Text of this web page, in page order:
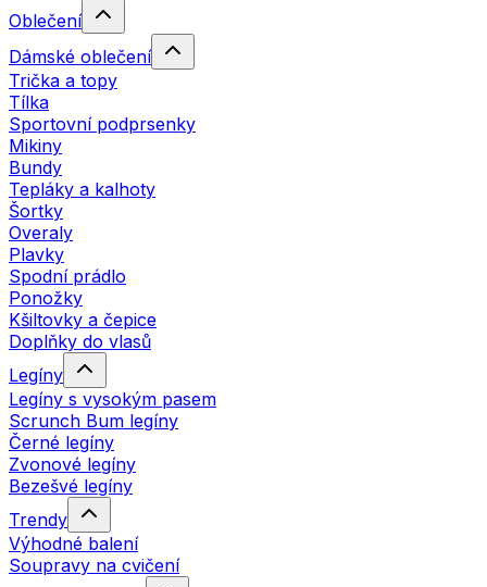
Oblečení
Dámské oblečení
Trička a topy
Tílka
Sportovní podprsenky
Mikiny
Bundy
Tepláky a kalhoty
Šortky
Overaly
Plavky
Spodní prádlo
Ponožky
Kšiltovky a čepice
Doplňky do vlasů
Legíny
Legíny s vysokým pasem
Scrunch Bum legíny
Černé legíny
Zvonové legíny
Bezešvé legíny
Trendy
Výhodné balení
Soupravy na cvičení